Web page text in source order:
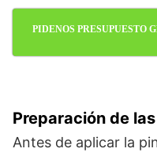
PIDENOS PRESUPUESTO
Preparación de
Antes de aplicar la